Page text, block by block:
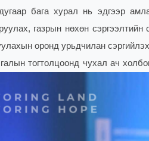
бага хурал нь эдгээр
газрын нөхөн
оронд урьдчилан
тогтолцоонд чухал ач